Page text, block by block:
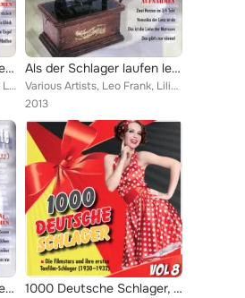
Als der Schlager laufen lernte, Vol. 17
Various Artists, Willy Fritsch, Lizzi Waldmüller, Dora Komar, Johannes Heesters, Werner Schwarz, Horst Winter, Jenny Even, Orche...
Als der Schlager laufen lernte, Vol. 3
Various Artists, Leo Frank, Lilian Harvey, Austin Egen, Renate Müller, Orchester Marek Weber, Max Mensing, Marlene Dietrich, Leo...
2013
Als der Schlager laufen lernte, Vol. 4 1000 Deutsche Schlager, Vol. 8